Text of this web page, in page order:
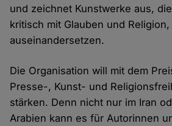
und zeichnet Kunstwerke aus,
kritisch mit Glauben und
auseinandersetzen.
Die Organisation will mit dem
Presse-, Kunst- und
stärken. Denn nicht nur im Iran
Arabien kann es für Autorinnen